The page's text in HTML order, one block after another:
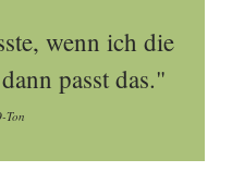
wenn ich die
passt das."
Ton